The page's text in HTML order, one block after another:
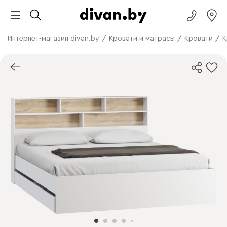
Интернет-магазин divan.by / Кровати и матрасы / Кровати /